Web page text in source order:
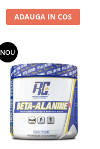
ADAUGA IN COS
NOU